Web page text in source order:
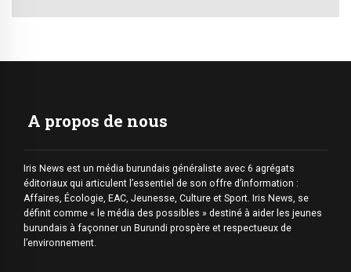
A propos de nous
Iris News est un média burundais généraliste avec 6 agrégats
éditoriaux qui articulent l’essentiel de son offre d’information :
Affaires, Écologie, EAC, Jeunesse, Culture et Sport. Iris News, se
définit comme « le média des possibles » destiné à aider les jeunes
burundais à façonner un Burundi prospère et respectueux de
l’environnement.